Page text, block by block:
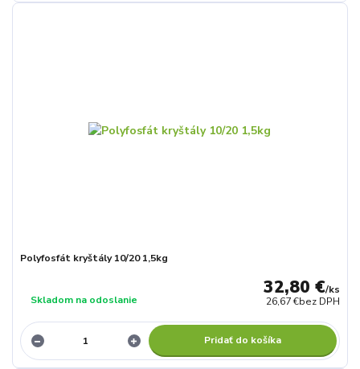
Polyfosfát kryštály 10/20 1,5kg
32,80 €/ks
26,67 €bez DPH
Skladom na odoslanie
Pridať do košíka